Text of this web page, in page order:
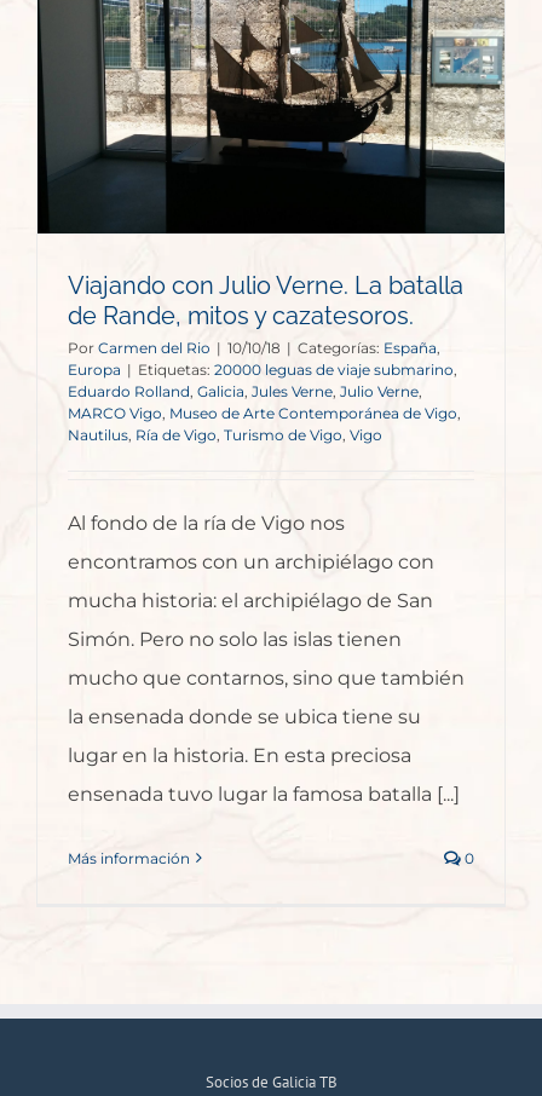
Viajando con Julio Verne. La batalla
de Rande, mitos y cazatesoros.
Por Carmen del Rio | 10/10/18 | Categorías: España,
Europa | Etiquetas: 20000 leguas de viaje submarino
Eduardo Rolland, Galicia Jules Verne, Julio Verne
MARCO Vigo, Museo de Arte Contemporánea de Vigo
Nautilus Ría de Vigo, Turismo de Vigo, Vigo
Al fondo de la ría de Vigo nos
encontramos con un archipiélago con
mucha historia: el archipiélago de San
Simón. Pero no solo las islas tienen
mucho que contarnos, sino que también
la ensenada donde se ubica tiene su
lugar en la historia. En esta preciosa
ensenada tuvo lugar la famosa batalla [...]
Más información 0
Socios de Galicia TB